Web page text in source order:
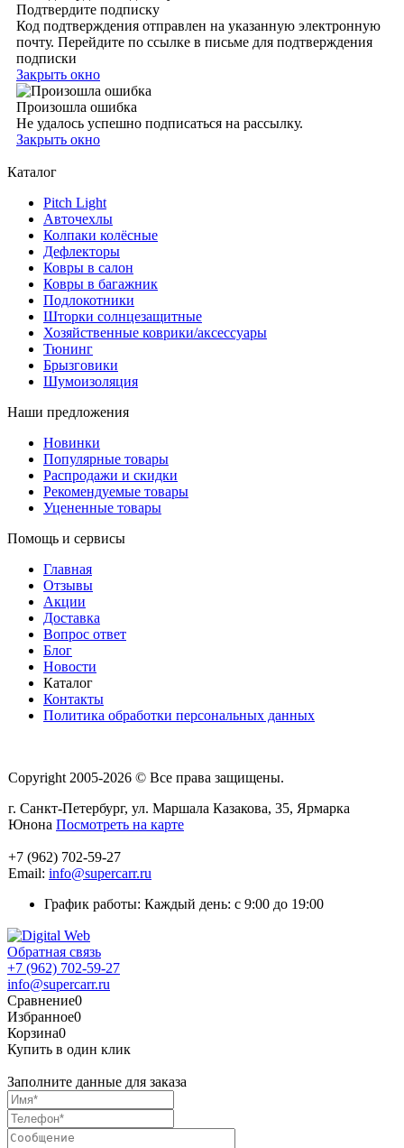
Подтвердите подписку
Код подтверждения отправлен на указанную электронную
почту. Перейдите по ссылке в письме для подтверждения
подписки
Закрыть окно
Произошла ошибка
Не удалось успешно подписаться на рассылку.
Закрыть окно
Каталог
Pitch Light
Авточехлы
Колпаки колёсные
Дефлекторы
Ковры в салон
Ковры в багажник
Подлокотники
Шторки солнцезащитные
Хозяйственные коврики/аксессуары
Тюнинг
Брызговики
Шумоизоляция
Наши предложения
Новинки
Популярные товары
Распродажи и скидки
Рекомендуемые товары
Уцененные товары
Помощь и сервисы
Главная
Отзывы
Акции
Доставка
Вопрос ответ
Блог
Новости
Каталог
Контакты
Политика обработки персональных данных
Copyright 2005-2026 © Все права защищены.
г. Санкт-Петербург, ул. Маршала Казакова, 35, Ярмарка
Юнона Посмотреть на карте
+7 (962) 702-59-27
Email: info@supercarr.ru
График работы: Каждый день: с 9:00 до 19:00
Обратная связь
+7 (962) 702-59-27
info@supercarr.ru
Сравнение0
Избранное0
Корзина0
Купить в один клик
Заполните данные для заказа